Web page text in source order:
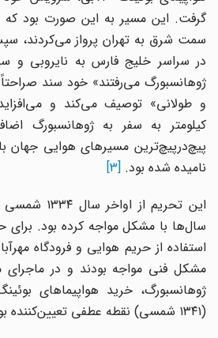
گرفت. این مسیر به این صورت بود که
سمت شرق به تهران پرواز می‌کردند،
در سراسر خلیج فارس به نایروبی و
ژوهانسبورگ می‌رفتند» خود سند صراحتاً
کیلومتر به سفر به ژوهانسبورگ
نامیده شده بود.[3]
این تحریم از
سال‌ها با مشکل مواجه کرده بود. برای
استفاده از حریم هوایی و فرودگاه مهرآباد
مشکل فنی مواجه بودند و در ماجرای